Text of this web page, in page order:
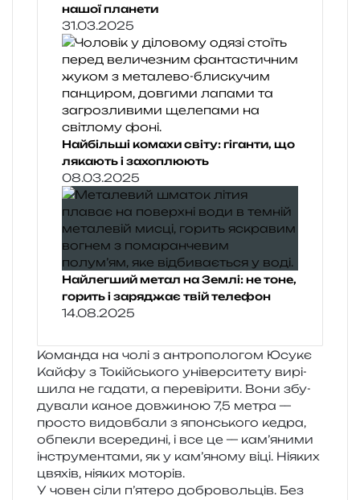
нашої планети
31.03.2025
Найбільші комахи світу: гіганти, що
лякають і захоплюють
08.03.2025
Найлегший метал на Землі: не тоне,
горить і заряджає твій телефон
14.08.2025
Команда на чолі з антро­по­ло­гом Юсукє
Кайфу з Токійського уні­вер­си­те­ту вирі­
ши­ла не гада­ти, а пере­ві­ри­ти. Вони збу­
ду­ва­ли каное дов­жи­ною 7,5 метра —
про­сто видов­ба­ли з япон­сько­го кедра,
обпе­кли все­ре­ди­ні, і все це — кам’яними
інстру­мен­та­ми, як у кам’яному віці. Ніяких
цвя­хів, ніяких моторів.
У човен сіли п’ятеро добро­воль­ців. Без